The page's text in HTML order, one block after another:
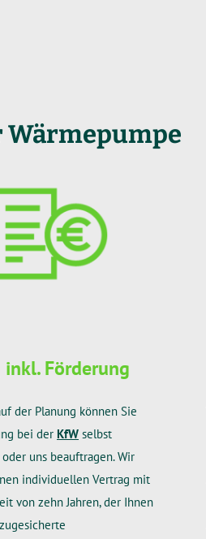
inkl. Förderung
der Planung können Sie
bei der KfW selbst
uns beauftragen. Wir
individuellen Vertrag mit
von zehn Jahren, der Ihnen